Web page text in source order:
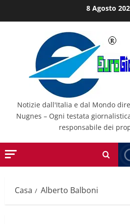
al
8 Agosto
Notizie dall'Italia e dal Mondo
Nugnes – Ogni testata
responsabile dei
Casa Alberto Balboni